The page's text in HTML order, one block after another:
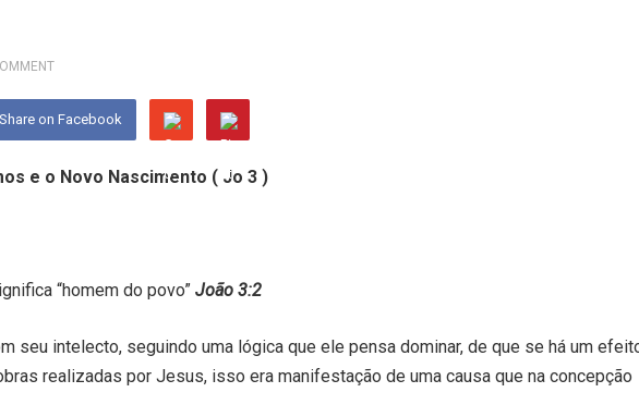
Share on Facebook
e o Novo Nascimento ( Jo 3 )
“homem do povo” João 3:2
seu intelecto, seguindo uma lógica que ele pensa dominar, de que se há um
realizadas por Jesus, isso era manifestação de uma causa que na concepção